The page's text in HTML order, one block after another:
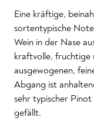
Eine kräftige,
sortentypische
Wein in der Nase
kraftvolle, fruchtige
ausgewogenen,
Abgang ist
sehr typischer
gefällt.